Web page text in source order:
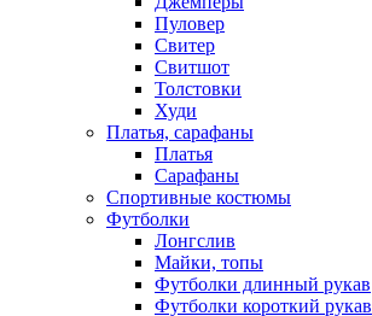
Пуловер
Свитер
Свитшот
Толстовки
Худи
Платья, сарафаны
Платья
Сарафаны
Спортивные костюмы
Футболки
Лонгслив
Майки, топы
Футболки длинный рукав
Футболки короткий рукав